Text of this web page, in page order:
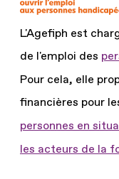
L'Agefiph est
de l'emploi des
Pour cela, elle
financières pour
personnes en
les acteurs de la